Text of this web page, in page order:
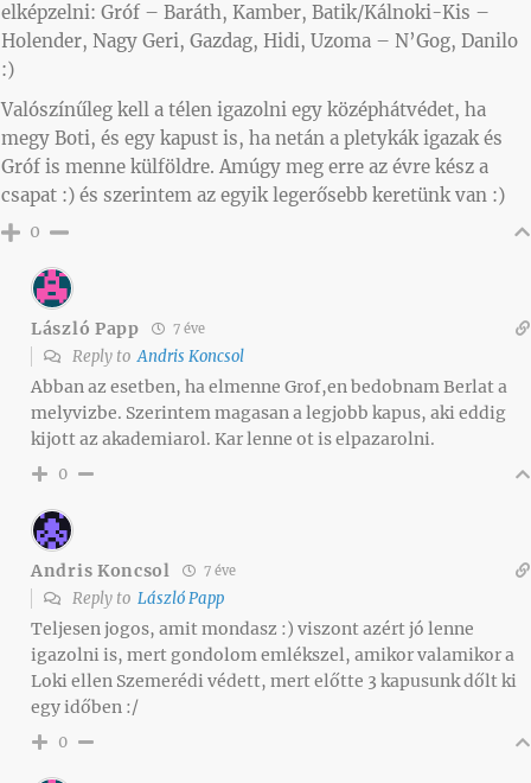
elképzelni: Gróf – Baráth, Kamber, Batik/Kálnoki-Kis –
Holender, Nagy Geri, Gazdag, Hidi, Uzoma – N’Gog, Danilo
:)
Valószínűleg kell a télen igazolni egy középhátvédet, ha
megy Boti, és egy kapust is, ha netán a pletykák igazak és
Gróf is menne külföldre. Amúgy meg erre az évre kész a
csapat :) és szerintem az egyik legerősebb keretünk van :)
0
László Papp 7 éve
Reply toAndris Koncsol
Abban az esetben, ha elmenne Grof,en bedobnam Berlat a
melyvizbe. Szerintem magasan a legjobb kapus, aki eddig
kijott az akademiarol. Kar lenne ot is elpazarolni.
0
Andris Koncsol 7 éve
Reply to László Papp
Teljesen jogos, amit mondasz :) viszont azért jó lenne
igazolni is, mert gondolom emlékszel, amikor valamikor a
Loki ellen Szemerédi védett, mert előtte 3 kapusunk dőlt ki
egy időben :/
0